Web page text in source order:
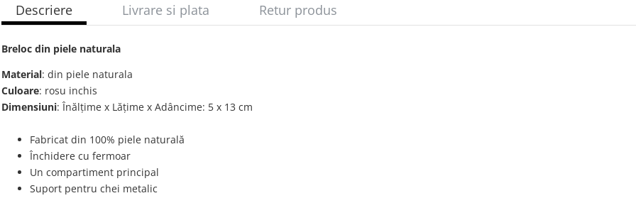
Descriere Livrare si plata Retur produs
Breloc din piele naturala
Material: din piele naturala
Culoare: rosu inchis
Dimensiuni: Înălțime x Lățime x Adâncime: 5 x 13 cm
Fabricat din 100% piele naturală
Închidere cu fermoar
Un compartiment principal
Suport pentru chei metalic